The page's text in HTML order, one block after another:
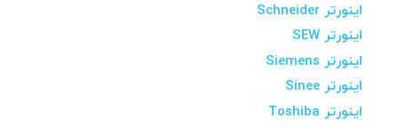
اینورتر Schneider
اینورتر SEW
اینورتر Siemens
اینورتر Sinee
اینورتر Toshiba